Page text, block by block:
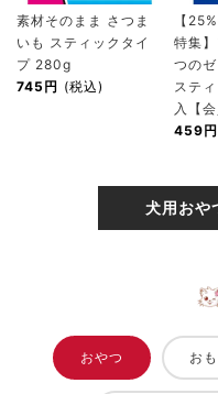
素材そのまま さつま
いも スティックタイ
プ 280g
745円 (税込)
【
特集
つの
ステ
入【
459円
犬用おや
おやつ お